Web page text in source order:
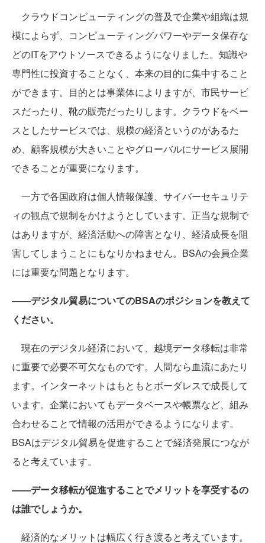
クラウドコンピューティングの普及で企業や組織は規
模によらず、コンピューティングパワーやデータ保存な
どのITをアウトソースできるようになりました。知識や
専門性に投資することなく、本来の目的に集中すること
ができます。目的とは事業体によりますが、市民サービ
スだったり、靴の販売だったりします。クラウドをベー
スとしたサービスでは、規模の経済というのがあるた
め、顧客規模が大きいことやグローバルにサービス展開
できることが重要になります。
一方で各国政府は個人情報保護、サイバーセキュリテ
ィの観点で規制をかけようとしています。正当な規制で
はありますが、経済活動への障害となり、経済成長を阻
害してしまうことにもなりかねません。BSAの会員企業
には重要な問題となります。
――デジタル貿易についてのBSAのポジションを教えて
ください。
現在のデジタル経済において、越境データ移転は非常
に重要で必要不可欠なものです。人間なら血流にあたり
ます。インターネットはもともとボーダレスで成長して
います。企業においてもデータベースや帳票など、組み
合わせることで情報の活用ができるようになります。
BSAはデジタル貿易を促進することで経済発展につなが
ると考えています。
――データ移転が促進することでメリットを享受するの
は誰でしょうか。
経済的なメリットは幅広く行き渡ると考えています。